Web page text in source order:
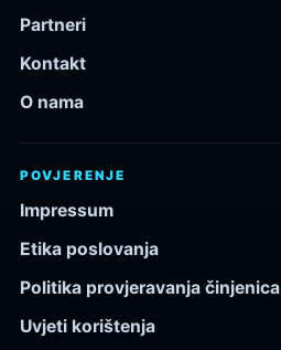
Partneri
Kontakt
O nama
POVJERENJE
Impressum
Etika poslovanja
Politika provjeravanja činjenica
Uvjeti korištenja